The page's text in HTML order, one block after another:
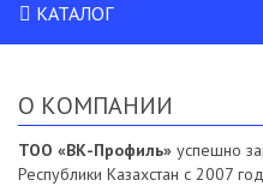
КАТАЛОГ
О КОМПАНИИ
ТОО «ВК-Профиль» успешно
Республики Казахстан с 2007